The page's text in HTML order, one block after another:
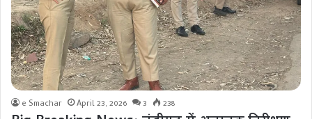
e Smachar April 23, 2026 3 238